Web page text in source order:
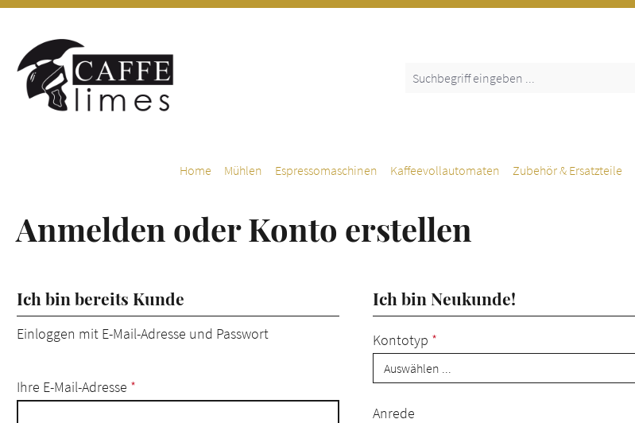
Home Mühlen Espressomaschinen Kaffeevollautomaten Zubehör & Ersatzteile
Anmelden oder Konto erstellen
Ich bin bereits Kunde
Einloggen mit E-Mail-Adresse und Passwort
Ihre E-Mail-Adresse *
Ich bin Neukunde!
Persönliche Informationen
Kontotyp *
Anrede